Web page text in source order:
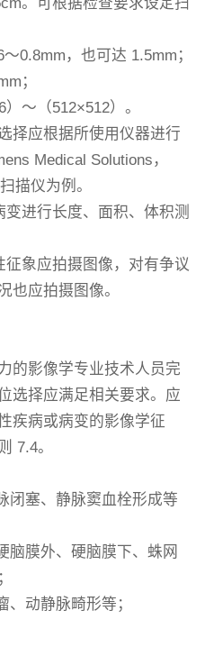
0.8mm，也可达 1.5mm；
；
～（512×512）。
择应根据所使用仪器进行
Medical Solutions，
描仪为例。
进行长度、面积、体积测
象应拍摄图像，对有争议
也应拍摄图像。
的影像学专业技术人员完
选择应满足相关要求。应
疾病或病变的影像学征
7.4。
闭塞、静脉窦血栓形成等
脑膜外、硬脑膜下、蛛网
动静脉畸形等；